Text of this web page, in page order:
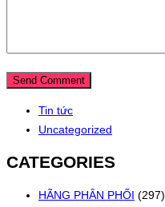
Tin tức
Uncategorized
CATEGORIES
HÃNG PHÂN PHỐI (297)